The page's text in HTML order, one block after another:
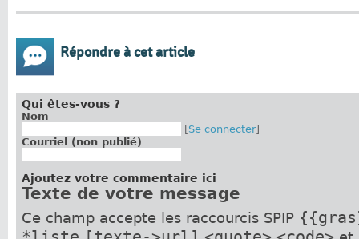
Répondre à cet article
Qui êtes-vous ?
Nom
[Se connecter]
Courriel (non publié)
Ajoutez votre commentaire ici
Texte de votre message
Ce champ accepte les raccourcis SPIP